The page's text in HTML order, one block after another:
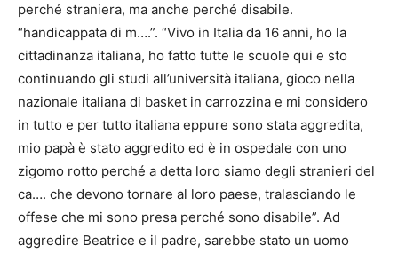
perché straniera, ma anche perché disabile.
“handicappata di m….”. “Vivo in Italia da 16 anni, ho la
cittadinanza italiana, ho fatto tutte le scuole qui e sto
continuando gli studi all’università italiana, gioco nella
nazionale italiana di basket in carrozzina e mi considero
in tutto e per tutto italiana eppure sono stata aggredita,
mio papà è stato aggredito ed è in ospedale con uno
zigomo rotto perché a detta loro siamo degli stranieri del
ca…. che devono tornare al loro paese, tralasciando le
offese che mi sono presa perché sono disabile”. Ad
aggredire Beatrice e il padre, sarebbe stato un uomo